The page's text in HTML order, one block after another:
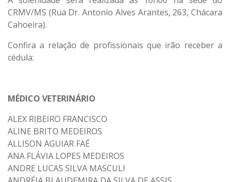
CRMV/MS (Rua Dr. Antonio Alves Arantes, 263, Chácara
Cahoeira).
Confira a relação de profissionais que irão receber a
cédula:
MÉDICO VETERINÁRIO
ALEX RIBEIRO FRANCISCO
ALINE BRITO MEDEIROS
ALLISON AGUIAR FAÉ
ANA FLÁVIA LOPES MEDEIROS
ANDRE LUCAS SILVA MASCULI